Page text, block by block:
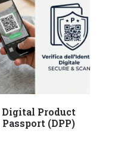
Leggi tutto
Digital Product
Passport (DPP)